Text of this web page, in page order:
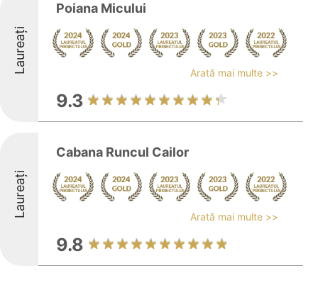
Laureați
Poiana Micului
Arată mai multe >>
9.3
Laureați
Cabana Runcul Cailor
Arată mai multe >>
9.8